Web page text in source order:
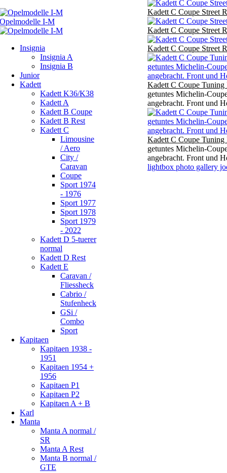
Insignia
Insignia A
Insignia B
Junior
Kadett
Kadett K36/K38
Kadett A
Kadett B Coupe
Kadett B Rest
Kadett C
Limousine
/ Aero
City /
Caravan
Coupe
Sport 1974
- 1976
Sport 1977
Sport 1978
Sport 1979
- 2022
Kadett D 5-tuerer
normal
Kadett D Rest
Kadett E
Caravan /
Fliessheck
Cabrio /
Stufenheck
GSi /
Combo
Sport
Kapitaen
Kapitaen 1938 -
1951
Kapitaen 1954 +
1956
Kapitaen P1
Kapitaen P2
Kapitaen A + B
Karl
Manta
Manta A normal /
SR
Manta A Rest
Manta B normal /
GTE
Kadett C Coupe Street
Kadett C Coupe Street
Kadett C Coupe Street
Kadett C Coupe
getuntes Michelin-
angebracht. Front und
Kadett C Coupe
getuntes Michelin-
angebracht. Front und
lightbox photo gallery